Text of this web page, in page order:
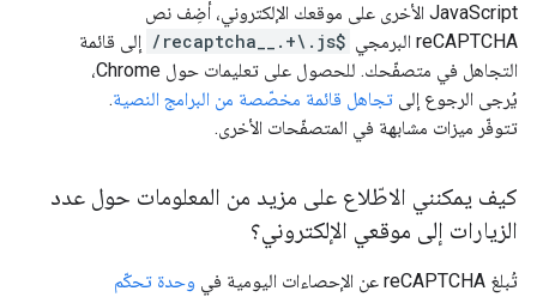
JavaScript الأخرى على موقعك الإلكتروني، أضِف نص
reCAPTCHA البرمجي
/recaptcha__.+\.js$ إلى قائمة
التجاهل في متصفّحك. للحصول على تعليمات حول Chrome،
يُرجى الرجوع إلى تجاهل قائمة مخصّصة من البرامج النصية.
تتوفّر ميزات مشابهة في المتصفّحات الأخرى.
كيف يمكنني الاطّلاع على مزيد من المعلومات حول عدد
الزيارات إلى موقعي الإلكتروني؟
تُبلغ reCAPTCHA عن الإحصاءات اليومية في
وحدة تحكّم